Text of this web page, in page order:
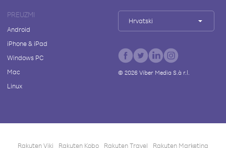
PREUZMI
Android
iPhone & iPad
Windows PC
Mac
Linux
Hrvatski
© 2026Viber Media S.à r.l.
Rakuten Viki Rakuten Kobo Rakuten Travel Rakuten Marketing